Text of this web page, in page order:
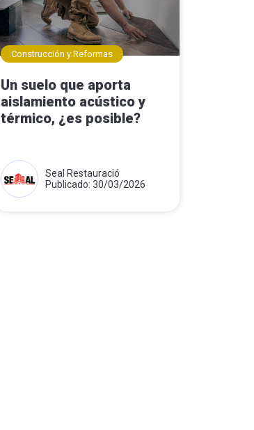
Construcción y Reformas
Un suelo que aporta
aislamiento acústico y
térmico, ¿es posible?
Seal Restauració
Publicado: 30/03/2026